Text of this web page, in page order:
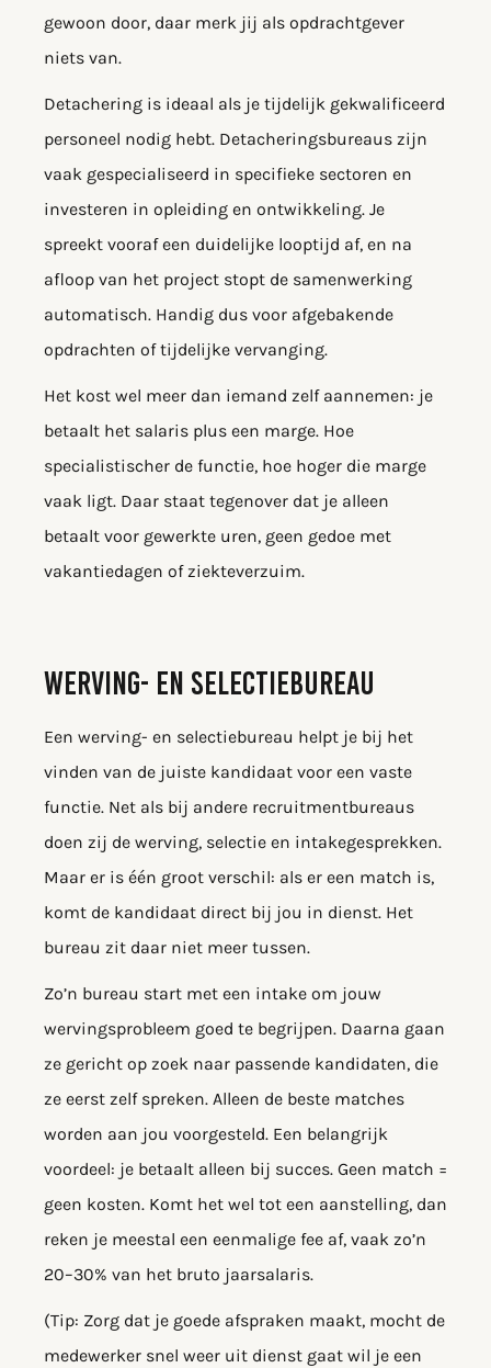
gewoon door, daar merk jij als opdrachtgever
niets van.
Detachering is ideaal als je tijdelijk gekwalificeerd
personeel nodig hebt. Detacheringsbureaus zijn
vaak gespecialiseerd in specifieke sectoren en
investeren in opleiding en ontwikkeling. Je
spreekt vooraf een duidelijke looptijd af, en na
afloop van het project stopt de samenwerking
automatisch. Handig dus voor afgebakende
opdrachten of tijdelijke vervanging.
Het kost wel meer dan iemand zelf aannemen: je
betaalt het salaris plus een marge. Hoe
specialistischer de functie, hoe hoger die marge
vaak ligt. Daar staat tegenover dat je alleen
betaalt voor gewerkte uren, geen gedoe met
vakantiedagen of ziekteverzuim.
WERVING- EN SELECTIEBUREAU
Een werving- en selectiebureau helpt je bij het
vinden van de juiste kandidaat voor een vaste
functie. Net als bij andere recruitmentbureaus
doen zij de werving, selectie en intakegesprekken.
Maar er is één groot verschil: als er een match is,
komt de kandidaat direct bij jou in dienst. Het
bureau zit daar niet meer tussen.
Zo’n bureau start met een intake om jouw
wervingsprobleem goed te begrijpen. Daarna gaan
ze gericht op zoek naar passende kandidaten, die
ze eerst zelf spreken. Alleen de beste matches
worden aan jou voorgesteld. Een belangrijk
voordeel: je betaalt alleen bij succes. Geen match =
geen kosten. Komt het wel tot een aanstelling, dan
reken je meestal een eenmalige fee af, vaak zo’n
20–30% van het bruto jaarsalaris.
(Tip: Zorg dat je goede afspraken maakt, mocht de
medewerker snel weer uit dienst gaat wil je een